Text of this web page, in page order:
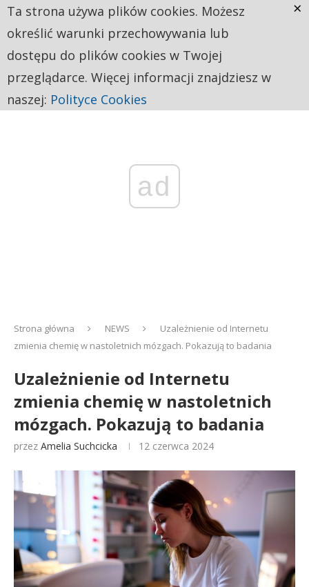
ad
Strona główna NEWS
Uzależnienie od Internetu
zmienia chemię w nastoletnich mózgach. Pokazują to badania
Uzależnienie od Internetu
zmienia chemię w nastoletnich
mózgach. Pokazują to badania
przez Amelia Suchcicka 12 czerwca 2024
Ta strona używa plików cookies. Możesz
określić warunki przechowywania lub
dostępu do plików cookies w Twojej
przeglądarce. Więcej informacji znajdziesz w
naszej: Polityce Cookies
×